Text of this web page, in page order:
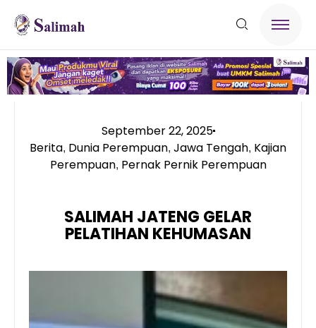
September 22, 2025
Berita, Dunia Perempuan, Jawa Tengah, Kajian
Perempuan, Pernak Pernik Perempuan
SALIMAH JATENG GELAR
PELATIHAN KEHUMASAN